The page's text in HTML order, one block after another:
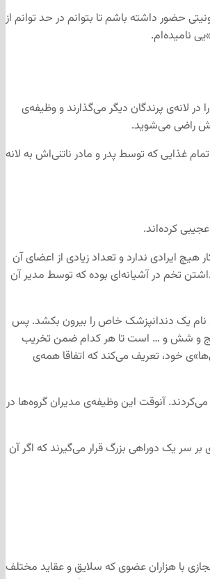
حضور داشته باشم تا بتوانم در حد توانم از
نامیده‌ام.
لانه‌ی پرندگان دیگر می‌گذارند و وظیفه‌ی
راضی می‌شوید.
غذایی که توسط پدر و مادر ناتنی‌اش به لانه
کرده‌اند.
ایرادی ندارد و تعداد زیادی از اعضای آن
تخم در آشیانه‌ای بوده که توسط مدیر آن
نام یک دندانپزشک خاص را بیرون بکشد. پس
پنج و شش و … است تا هر کدام ضمن تخریب
خود، تعریف می‌کند که اتفاقا همه‌ی
آنوقت این وظیفه‌ی مدیران گروه‌ها در
سر یک دوراهی بزرگ قرار می‌گیرند که اگر آن
با هزاران عضوی که سلایق و عقاید مختلف